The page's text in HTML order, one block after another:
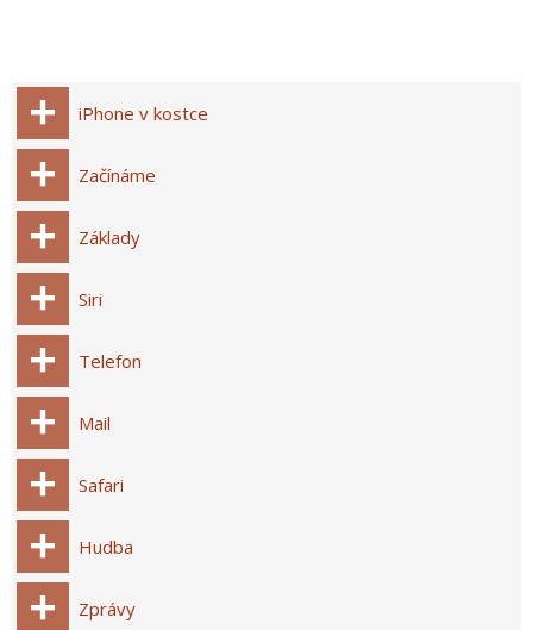
iPhone v kostce
Začínáme
Základy
Siri
Telefon
Mail
Safari
Hudba
Zprávy